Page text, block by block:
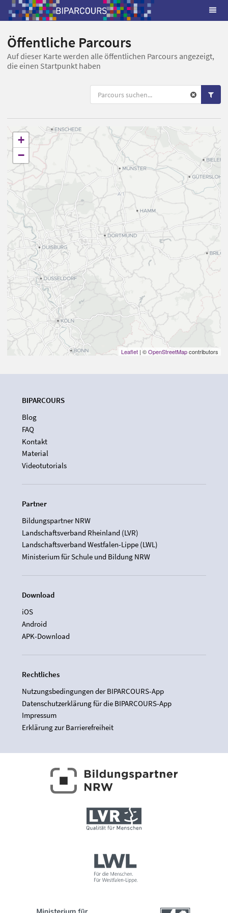
Öffentliche Parcours
Auf dieser Karte werden alle öffentlichen Parcours angezeigt,
die einen Startpunkt haben
+
−
Leaflet | ©OpenStreetMapcontributors
BIPARCOURS
Blog
FAQ
Kontakt
Material
Videotutorials
Partner
Bildungspartner NRW
Landschaftsverband Rheinland (LVR)
Landschaftsverband Westfalen-Lippe (LWL)
Ministerium für Schule und Bildung NRW
Download
iOS
Android
APK-Download
Rechtliches
Nutzungsbedingungen der BIPARCOURS-App
Datenschutzerklärung für die BIPARCOURS-App
Impressum
Erklärung zur Barrierefreiheit